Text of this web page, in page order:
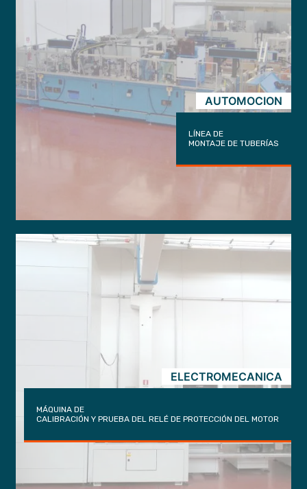
AUTOMOCION
LÍNEA DE
MONTAJE DE TUBERÍAS
ELECTROMECANICA
MÁQUINA DE
CALIBRACIÓN Y PRUEBA DEL RELÉ DE PROTECCIÓN DEL MOTOR